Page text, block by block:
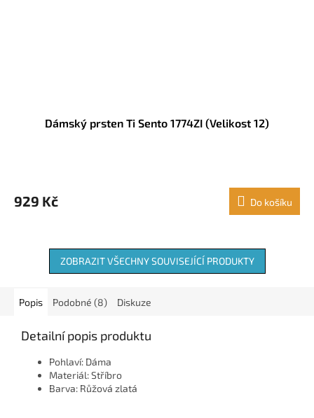
Dámský prsten Ti Sento 1774ZI (Velikost 12)
929 Kč Do košíku
ZOBRAZIT VŠECHNY SOUVISEJÍCÍ PRODUKTY
Popis Podobné (8) Diskuze
Detailní popis produktu
Pohlaví: Dáma
Materiál: Stříbro
Barva: Růžová zlatá